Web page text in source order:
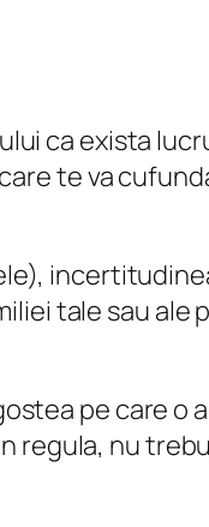
ca exista
te va
tale sau ale
pe care o
regula, nu